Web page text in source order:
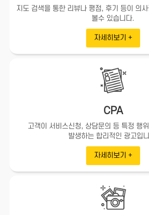
지도 검색을 통한 리뷰나 평점, 후기 등이 의
볼수 있습니다.
자세히보기 +
CPA
고객이 서비스신청, 상담문의 등 특정 행
발생하는 합리적인 광고입
자세히보기 +